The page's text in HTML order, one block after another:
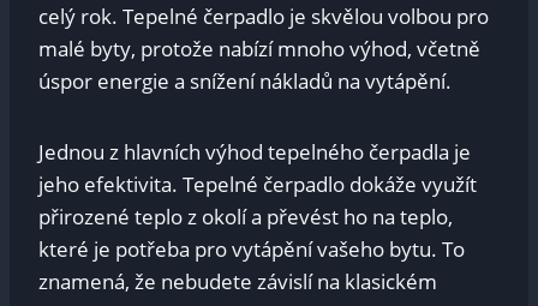
celý rok. Tepelné čerpadlo je skvělou volbou pro
malé byty, protože nabízí mnoho výhod, včetně
úspor energie a snížení nákladů na vytápění.
Jednou z hlavních výhod tepelného čerpadla je
jeho efektivita. Tepelné čerpadlo dokáže využít
přirozené teplo z okolí a převést ho na teplo,
které je potřeba pro vytápění vašeho bytu. To
znamená, že nebudete závislí na klasickém